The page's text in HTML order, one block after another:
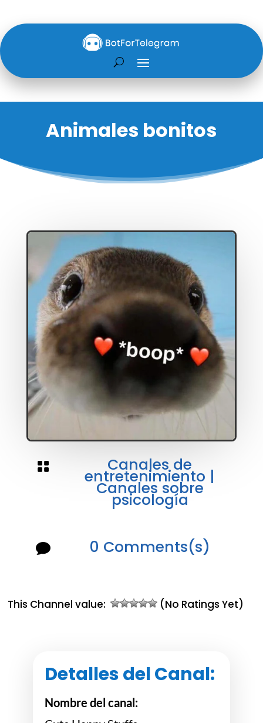
Animales bonitos
 Canales de
entretenimiento |
Canales sobre
psicología
 0 Comments(s)
This Channel value: (No Ratings Yet)
Detalles del Canal:
Nombre del canal: